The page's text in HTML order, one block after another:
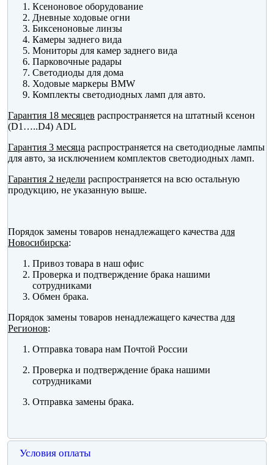
Ксеноновое оборудование
Дневные ходовые огни
Биксеноновые линзы
Камеры заднего вида
Мониторы для камер заднего вида
Парковочные радары
Светодиоды для дома
Ходовые маркеры BMW
Комплекты светодиодных ламп для авто.
Гарантия 18 месяцев распространяется на штатный ксенон
(D1…..D4) ADL
Гарантия 3 месяца распространяется на светодиодные лампы
для авто, за исключением комплектов светодиодных ламп.
Гарантия 2 недели распространяется на всю остальную
продукцию, не указанную выше.
Порядок замены товаров ненадлежащего качества для
Новосибирска:
Привоз товара в наш офис
Проверка и подтверждение брака нашими
сотрудниками
Обмен брака.
Порядок замены товаров ненадлежащего качества для
Регионов:
Отправка товара нам Почтой России
Проверка и подтверждение брака нашими
сотрудниками
Отправка замены брака.
Условия оплаты